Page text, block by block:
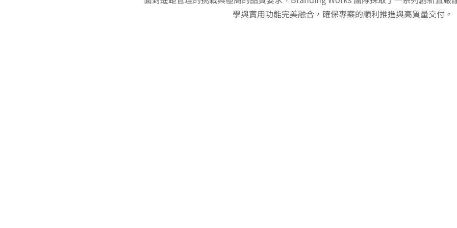
學與實用功能完美融合，確保專案的順利推進與高質量交付。